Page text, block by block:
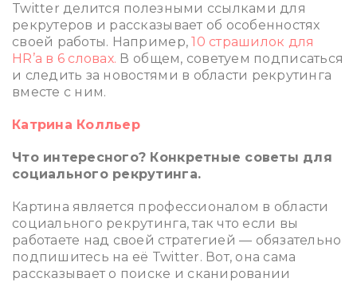
Twitter делится полезными ссылками для
рекрутеров и рассказывает об особенностях
своей работы. Например,10 страшилок для
HR’а в 6 словах. В общем, советуем подписаться
и следить за новостями в области рекрутинга
вместе с ним.
Катрина Колльер
Что интересного? Конкретные советы для
социального рекрутинга.
Картина является профессионалом в области
социального рекрутинга, так что если вы
работаете над своей стратегией — обязательно
подпишитесь на её Twitter. Вот, она сама
рассказывает о поиске и сканировании